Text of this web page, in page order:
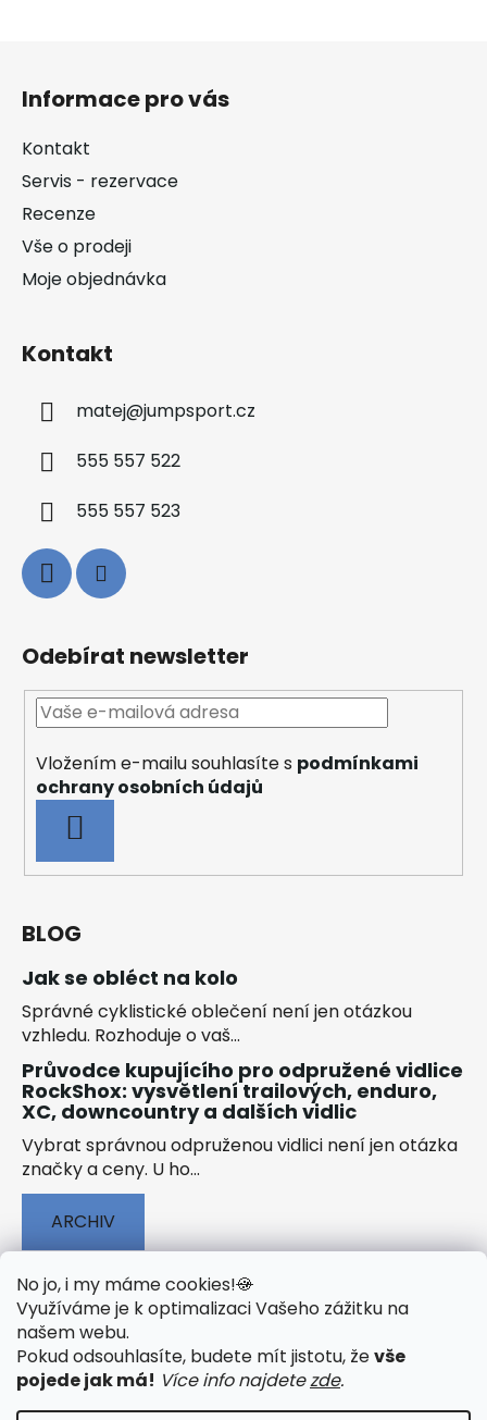
No jo, i my máme cookies!🍪
Využíváme je k optimalizaci Vašeho zážitku na
našem webu.
Pokud odsouhlasíte, budete mít jistotu, ževše
pojede jak má! Více info najdetezde.
Informace pro vás
Kontakt
Servis - rezervace
Recenze
Vše o prodeji
Moje objednávka
Kontakt
matej@jumpsport.cz
555 557 522
555 557 523
Odebírat newsletter
Vložením e-mailu souhlasíte s podmínkami
ochrany osobních údajů
SE
BLOG
Jak se obléct na kolo
Správné cyklistické oblečení není jen otázkou
vzhledu. Rozhoduje o vaš...
Průvodce kupujícího pro odpružené vidlice
RockShox: vysvětlení trailových, enduro,
XC, downcountry a dalších vidlic
Vybrat správnou odpruženou vidlici není jen otázka
značky a ceny. U ho...
ARCHIV
🟢 TECHNOLOGIE
🟢 O ELEKTROKOLECH
🟢 NÁVODY KE STAŽENÍ